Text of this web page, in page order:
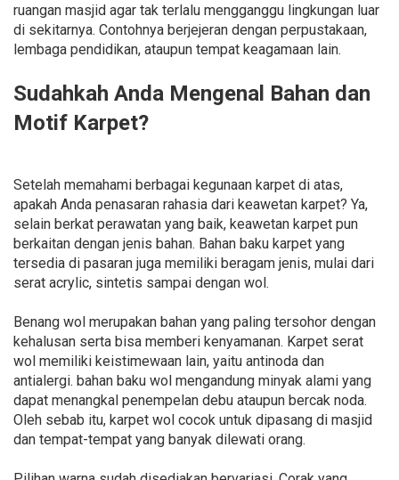
ruangan masjid agar tak terlalu mengganggu lingkungan luar
di sekitarnya. Contohnya berjejeran dengan perpustakaan,
lembaga pendidikan, ataupun tempat keagamaan lain.
Sudahkah Anda Mengenal Bahan dan
Motif Karpet?
Setelah memahami berbagai kegunaan karpet di atas,
apakah Anda penasaran rahasia dari keawetan karpet? Ya,
selain berkat perawatan yang baik, keawetan karpet pun
berkaitan dengan jenis bahan. Bahan baku karpet yang
tersedia di pasaran juga memiliki beragam jenis, mulai dari
serat acrylic, sintetis sampai dengan wol.
Benang wol merupakan bahan yang paling tersohor dengan
kehalusan serta bisa memberi kenyamanan. Karpet serat
wol memiliki keistimewaan lain, yaitu antinoda dan
antialergi. bahan baku wol mengandung minyak alami yang
dapat menangkal penempelan debu ataupun bercak noda.
Oleh sebab itu, karpet wol cocok untuk dipasang di masjid
dan tempat-tempat yang banyak dilewati orang.